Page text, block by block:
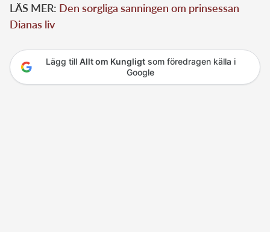
LÄS MER: Den sorgliga sanningen om prinsessan
Dianas liv
Lägg till Allt om Kungligtsom föredragen källa i
Google